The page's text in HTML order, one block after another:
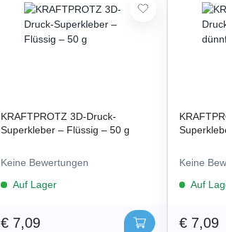
KRAFTPROTZ 3D-Druck-
Superkleber – Flüssig – 50 g
Keine Bewertungen
Auf Lager
€ 7,09
Keine
Auf
€ 7,09